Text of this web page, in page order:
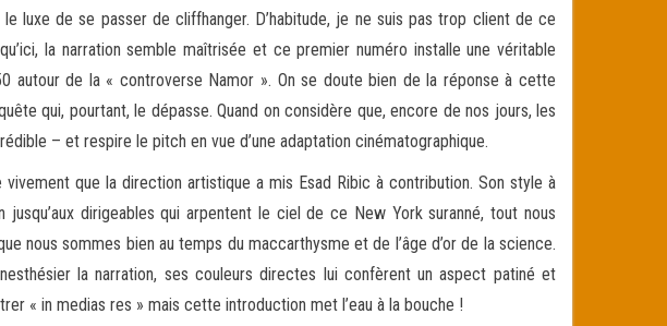
luxe de se passer de cliffhanger. D’habitude, je ne suis pas trop client de ce
la narration semble maîtrisée et ce premier numéro installe une véritable
autour de la « controverse Namor ». On se doute bien de la réponse à cette
qui, pourtant, le dépasse. Quand on considère que, encore de nos jours, les
– et respire le pitch en vue d’une adaptation cinématographique.
que la direction artistique a mis Esad Ribic à contribution. Son style à
dirigeables qui arpentent le ciel de ce New York suranné, tout nous
nous sommes bien au temps du maccarthysme et de l’âge d’or de la science.
la narration, ses couleurs directes lui confèrent un aspect patiné et
« in medias res » mais cette introduction met l’eau à la bouche !